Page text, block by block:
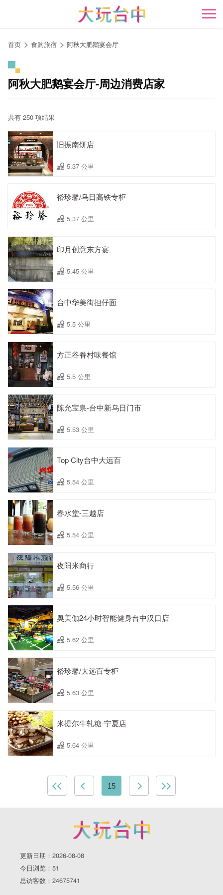
开
首页 食购旅宿 阿秋大肥鹅宴会厅
阿秋大肥鹅宴会厅-周边消费店家
共有 250 项结果
旧振南饼店
5.37 公里
裕珍馨/乌日高铁专柜
5.37 公里
印月创意东方宴
5.45 公里
台中华美街担仔面
5.5 公里
方正谷眷村味餐馆
5.5 公里
陈允宝泉-台中新乌日门市
5.53 公里
Top City台中大远百
5.54 公里
春水堂-三越店
5.54 公里
夜阳米商行
5.56 公里
奥美伽24小时智能健身台中汉口店
5.62 公里
裕珍馨/大远百专柜
5.63 公里
米提尔牛轧糖-宁夏店
5.64 公里
15
更新日期：2026-08-08
今日浏览：51
总访客数：24675741